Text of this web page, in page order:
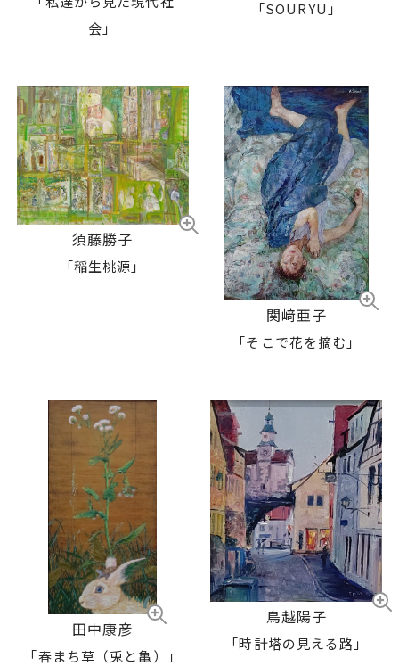
会」
「SOURYU」
須藤勝子
「稲生桃源」
関﨑亜子
「そこで花を摘む」
田中康彦
「春まち草（兎と亀）」
鳥越陽子
「時計塔の見える路」